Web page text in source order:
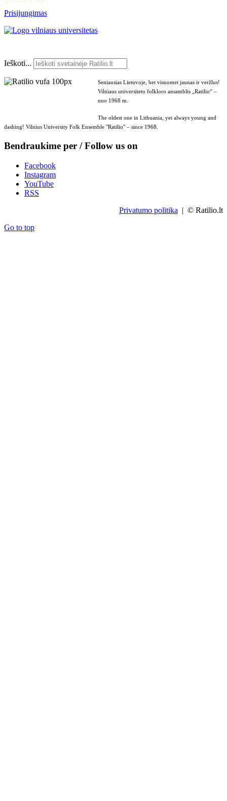
Prisijungimas
Ieškoti...
Seniausias Lietuvoje, bet visuomet jaunas ir veržlus!
Vilniaus universiteto folkloro ansamblis „Ratilio“ –
nuo 1968 m.
The oldest one in Lithuania, yet always young and
dashing! Vilnius University Folk Ensemble "Ratilio" – since 1968.
Bendraukime per / Follow us on
Facebook
Instagram
YouTube
RSS
Privatumo politika | © Ratilio.lt
Go to top